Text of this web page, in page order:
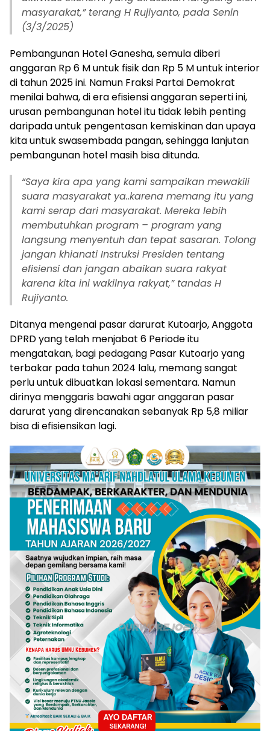
masyarakat,” terang H Rujiyanto, pada Senin
(3/3/2025)
Pembangunan Hotel Ganesha, semula diberi
anggaran Rp 6 M untuk fisik dan Rp 5 M untuk interior
di tahun 2025 ini. Namun Fraksi Partai Demokrat
menilai bahwa, di era efisiensi anggaran seperti ini,
urusan pembangunan hotel itu tidak lebih penting
daripada untuk pengentasan kemiskinan dan upaya
kita untuk swasembada pangan, sehingga lanjutan
pembangunan hotel masih bisa ditunda.
“Saya kira apa yang kami sampaikan mewakili
suara masyarakat ya..karena memang itu yang
kami serap dari masyarakat. Mereka lebih
membutuhkan program – program yang
langsung menyentuh dan tepat sasaran. Tolong
jangan khianati Instruksi Presiden tentang
efisiensi dan jangan abaikan suara rakyat
karena kita ini wakilnya rakyat,” tandas H
Rujiyanto.
Ditanya mengenai pasar darurat Kutoarjo, Anggota
DPRD yang telah menjabat 6 Periode itu
mengatakan, bagi pedagang Pasar Kutoarjo yang
terbakar pada tahun 2024 lalu, memang sangat
perlu untuk dibuatkan lokasi sementara. Namun
dirinya menggaris bawahi agar anggaran pasar
darurat yang direncanakan sebanyak Rp 5,8 miliar
bisa di efisiensikan lagi.